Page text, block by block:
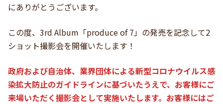
にありがとうございます。
この度、3rd Album「produce of 7」の発売を記念して2
ショット撮影会を開催いたします！
政府および自治体、業界団体による新型コロナウイルス感
染拡大防止のガイドラインに基づいたうえで、お客様にご
来場いただく撮影会として実施いたします。お客様にはご